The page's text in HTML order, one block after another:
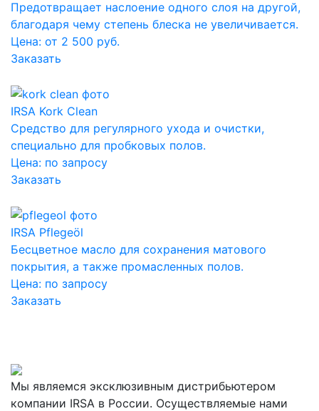
Предотвращает наслоение одного слоя на другой,
благодаря чему степень блеска не увеличивается.
Цена: от 2 500 руб.
Заказать
IRSA Kork Clean
Средство для регулярного ухода и очистки,
специально для пробковых полов.
Цена: по запросу
Заказать
IRSA Pflegeöl
Бесцветное масло для сохранения матового
покрытия, а также промасленных полов.
Цена: по запросу
Заказать
Мы являемся эксклюзивным дистрибьютером
компании IRSA в России. Осуществляемые нами